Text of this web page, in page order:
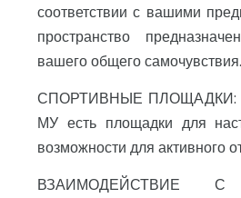
соответствии с вашими
пространство
вашего общего самочувствия.
СПОРТИВНЫЕ ПЛОЩАДКИ:
МУ есть площадки для
возможности для активного
ВЗАИМОДЕЙСТВИЕ С